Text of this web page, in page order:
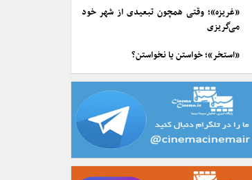
«غریزه»؛ وقتی همچون تبعیدی از شهر خود
می‌گریزی
«استخر»؛ خواستن یا نخواستن؟